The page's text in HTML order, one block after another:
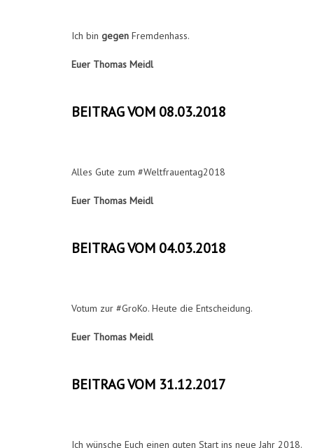
Ich bin gegen Fremdenhass.
Euer Thomas Meidl
BEITRAG VOM 08.03.2018
Alles Gute zum #Weltfrauentag2018
Euer Thomas Meidl
BEITRAG VOM 04.03.2018
Votum zur #GroKo. Heute die Entscheidung.
Euer Thomas Meidl
BEITRAG VOM 31.12.2017
Ich wünsche Euch einen guten Start ins neue Jahr 2018.